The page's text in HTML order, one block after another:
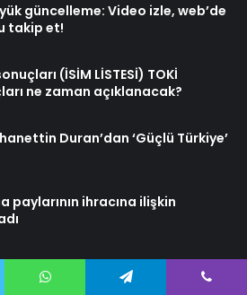
güncelleme: Video izle, web’de
takip et!
(İSİM LİSTESİ) TOKİ
ne zaman açıklanacak?
Duran’dan ‘Güçlü Türkiye’
paylarının ihracına ilişkin